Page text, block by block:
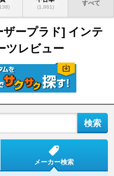
(1,861)
すべて
ープラド] インテ
ツレビュー
メーカー検索